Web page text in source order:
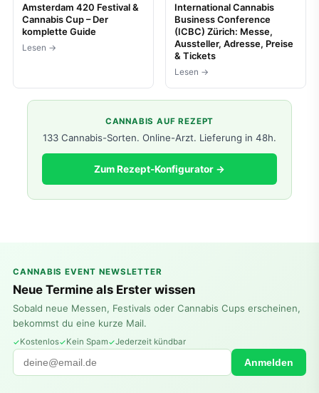
Amsterdam 420 Festival &
Cannabis Cup – Der
komplette Guide
Lesen →
International Cannabis
Business Conference
(ICBC) Zürich: Messe,
Aussteller, Adresse, Preise
& Tickets
Lesen →
CANNABIS AUF REZEPT
133 Cannabis-Sorten. Online-Arzt. Lieferung in 48h.
Zum Rezept-Konfigurator →
CANNABIS EVENT NEWSLETTER
Neue Termine als Erster wissen
Sobald neue Messen, Festivals oder Cannabis Cups erscheinen,
bekommst du eine kurze Mail.
Kostenlos Kein Spam Jederzeit kündbar
Anmelden